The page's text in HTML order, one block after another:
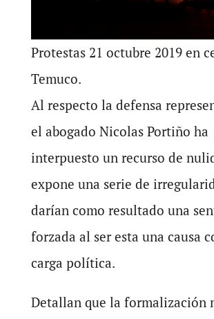
Protestas 21 octubre 2019 en
Temuco.
Al respecto la defensa
el abogado Nicolas Portiño ha
interpuesto un recurso de
expone una serie de
darían como resultado una
forzada al ser esta una causa
carga política.
Detallan que la formalización